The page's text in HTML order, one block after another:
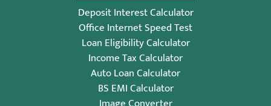
Deposit Interest Calculator
Office Internet Speed Test
Loan Eligibility Calculator
Income Tax Calculator
Auto Loan Calculator
BS EMI Calculator